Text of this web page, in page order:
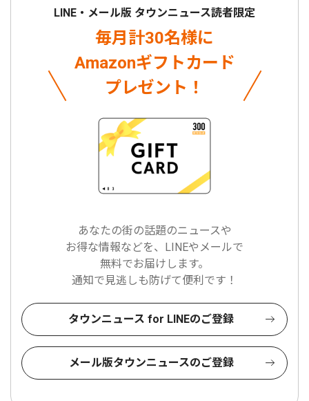
LINE・メール版 タウンニュース読者限定
毎月計30名様に
Amazonギフトカード
プレゼント！
あなたの街の話題のニュースや
お得な情報などを、LINEやメールで
無料でお届けします。
通知で見逃しも防げて便利です！
タウンニュース for LINEのご登録
メール版タウンニュースのご登録